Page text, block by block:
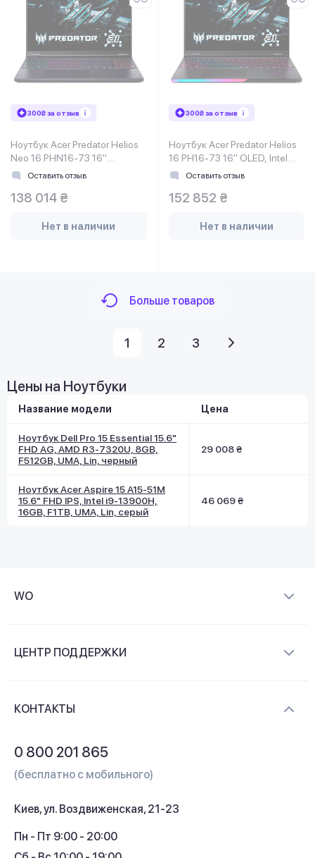
300₴ за отзыв
Ноутбук Acer Predator Helios
Neo 16 PHN16-73 16"
WQXGA, Intel U9-275HX,
Оставить отзыв
138 014 ₴
Нет в наличии
300₴ за отзыв
Ноутбук Acer Predator Helios
16 PH16-73 16" OLED, Intel
U9-275HX, 32GB, F1TB,
Оставить отзыв
152 852 ₴
Нет в наличии
Больше товаров
1 2 3
Цены на Ноутбуки
Название модели Цена
Ноутбук Dell Pro 15 Essential 15.6"
FHD AG, AMD R3-7320U, 8GB,
F512GB, UMA, Lin, черный
29 008 ₴
Ноутбук Acer Aspire 15 A15-51M
15.6" FHD IPS, Intel i9-13900H,
16GB, F1TB, UMA, Lin, серый
46 069 ₴
WO
Контакты
ЦЕНТР ПОДДЕРЖКИ
Кэшбек
КОНТАКТЫ
0 800 201 865
(бесплатно с мобильного)
Киев, ул. Воздвиженская, 21-23
Пн - Пт 9:00 - 20:00